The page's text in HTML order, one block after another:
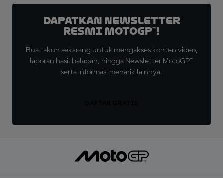
Dapatkan Newsletter
Resmi MotoGP™!
Buat akun sekarang untuk mengakses konten video,
laporan hasil balapan, hingga Newsletter MotoGP™
serta informasi menarik lainnya.